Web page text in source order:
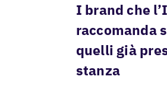
I brand che
raccomanda
quelli già
stanza